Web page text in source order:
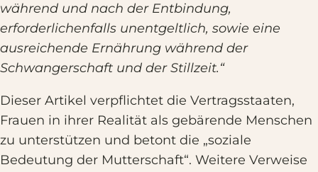
während und nach der Entbindung,
erforderlichenfalls unentgeltlich, sowie eine
ausreichende Ernährung während der
Schwangerschaft und der Stillzeit.“
Dieser Artikel verpflichtet die Vertragsstaaten,
Frauen in ihrer Realität als gebärende Menschen
zu unterstützen und betont die „soziale
Bedeutung der Mutterschaft“. Weitere Verweise